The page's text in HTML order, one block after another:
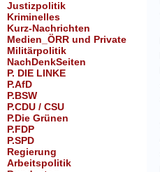
Justizpolitik
Kriminelles
Kurz-Nachrichten
Medien_ÖRR und Private
Militärpolitik
NachDenkSeiten
P. DIE LINKE
P.AfD
P.BSW
P.CDU / CSU
P.Die Grünen
P.FDP
P.SPD
Regierung
Arbeitspolitik